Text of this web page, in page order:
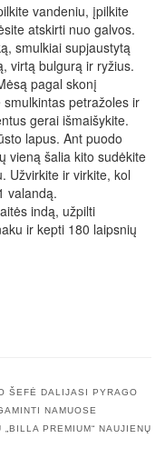
vandeniu, įpilkite
atskirti nuo galvos.
smulkiai supjaustytą
virtą bulgurą ir ryžius.
pagal skonį
petražoles ir
gerai išmaišykite.
lapus. Ant puodo
vieną šalia kito sudėkite
Užvirkite ir virkite, kol
valandą.
indą, užpilti
ir kepti 180 laipsnių
ŠEFĖ DALIJASI PYRAGO
NAMUOSE
PREMIUM“ NAUJIENŲ